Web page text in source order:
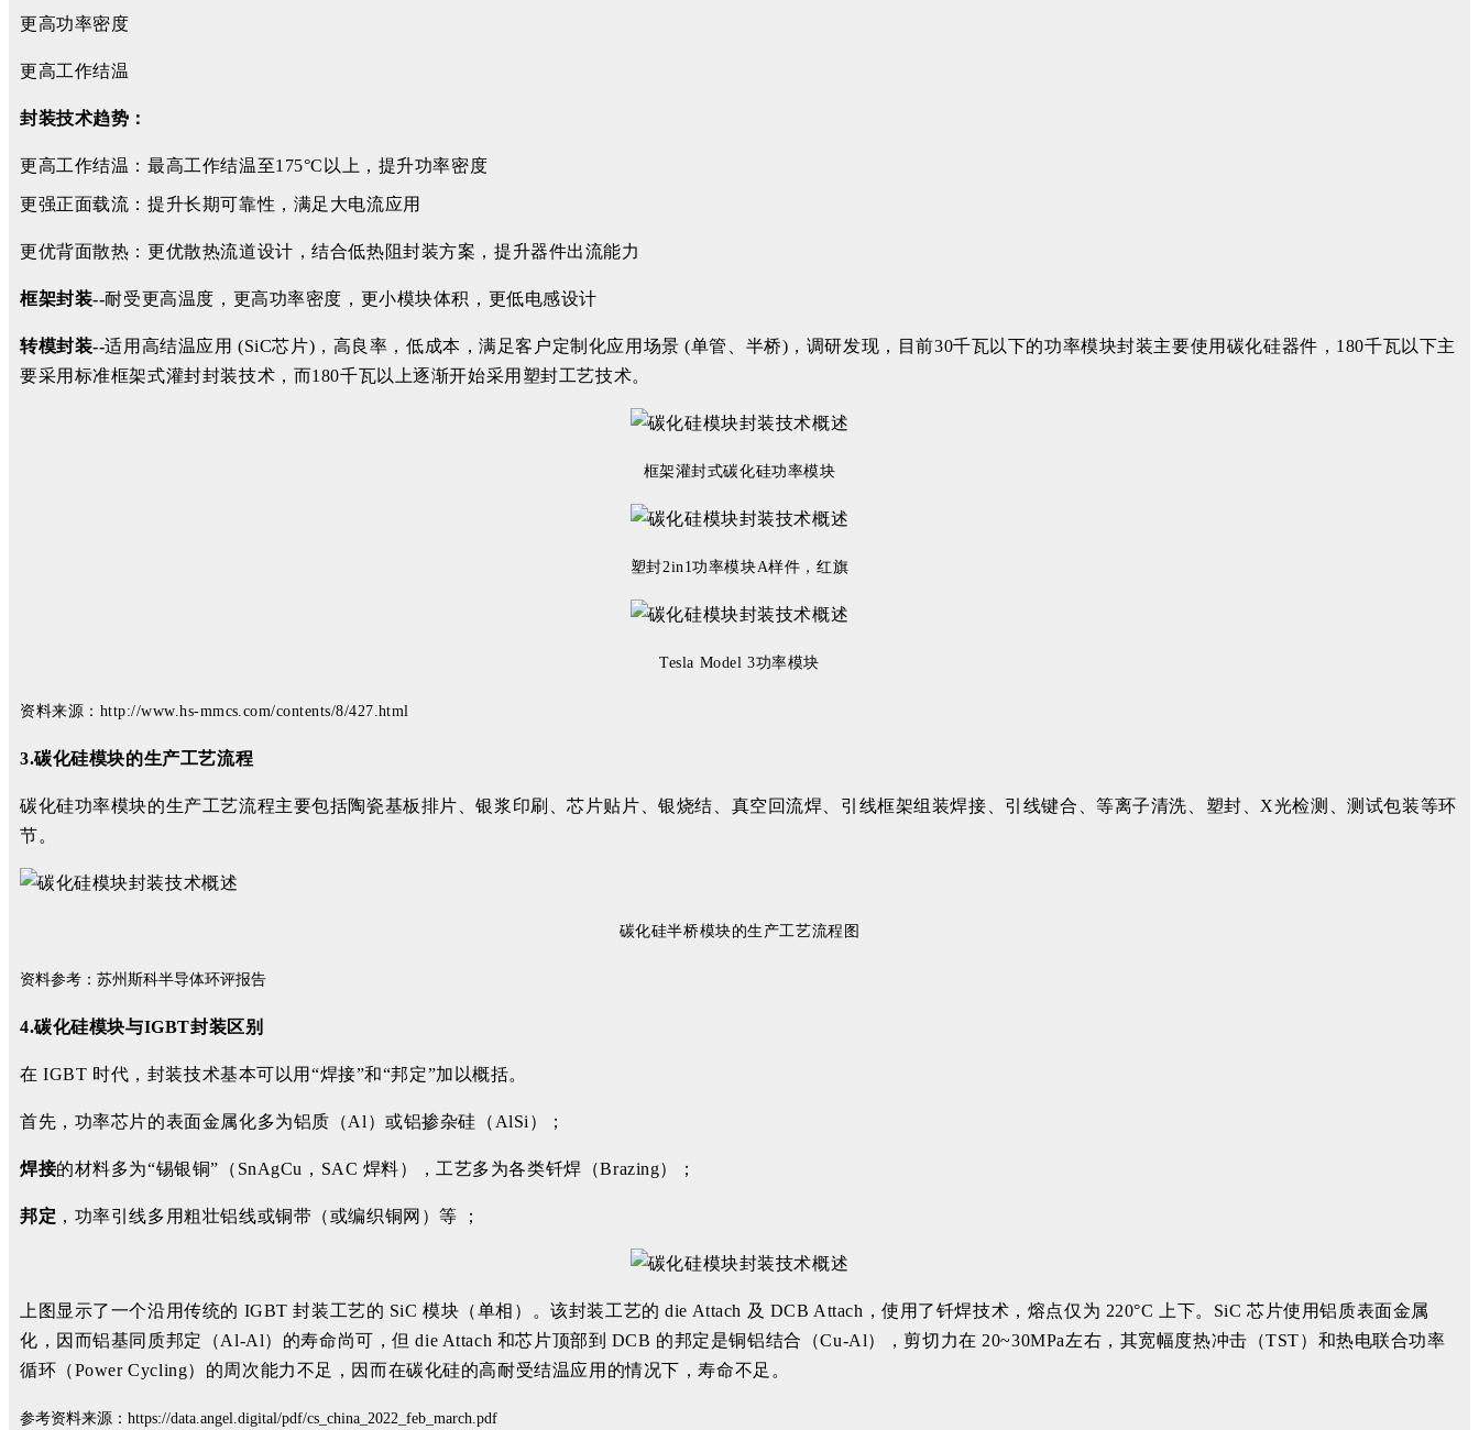
更高功率密度
更高工作结温
封装技术趋势：
更高工作结温：最高工作结温至175°C以上，提升功率密度
更强正面载流：提升长期可靠性，满足大电流应用
更优背面散热：更优散热流道设计，结合低热阻封装方案，提升器件出流能力
框架封装--耐受更高温度，更高功率密度，更小模块体积，更低电感设计
转模封装--适用高结温应用 (SiC芯片)，高良率，低成本，满足客户定制化应用场景 (单管、半桥)，调研发现，目前30千瓦以下的功率模块封装主要使用碳化硅器件，180千瓦以下主
要采用标准框架式灌封封装技术，而180千瓦以上逐渐开始采用塑封工艺技术。
框架灌封式碳化硅功率模块
塑封2in1功率模块A样件，红旗
Tesla Model 3功率模块
资料来源： http://www.hs-mmcs.com/contents/8/427.html
3.碳化硅模块的生产工艺流程
碳化硅功率模块的生产工艺流程主要包括陶瓷基板排片、银浆印刷、芯片贴片、银烧结、真空回流焊、引线框架组装焊接、引线键合、等离子清洗、塑封、X光检测、测试包装等环
节。
碳化硅半桥模块的生产工艺流程图
资料参考：苏州斯科半导体环评报告
4.碳化硅模块与IGBT封装区别
在 IGBT 时代，封装技术基本可以用“焊接”和“邦定”加以概括。
首先，功率芯片的表面金属化多为铝质（Al）或铝掺杂硅（AlSi）；
焊接的材料多为“锡银铜”（SnAgCu，SAC 焊料），工艺多为各类钎焊（Brazing）；
邦定 ，功率引线多用粗壮铝线或铜带（或编织铜网）等 ；
上图显示了一个沿用传统的 IGBT 封装工艺的 SiC 模块（单相）。该封装工艺的 die Attach 及 DCB Attach，使用了钎焊技术，熔点仅为 220°C 上下。SiC 芯片使用铝质表面金属
化，因而铝基同质邦定（Al-Al）的寿命尚可，但 die Attach 和芯片顶部到 DCB 的邦定是铜铝结合（Cu-Al），剪切力在 20~30MPa左右，其宽幅度热冲击（TST）和热电联合功率
循环（Power Cycling）的周次能力不足，因而在碳化硅的高耐受结温应用的情况下，寿命不足。
参考资料来源：https://data.angel.digital/pdf/cs_china_2022_feb_march.pdf